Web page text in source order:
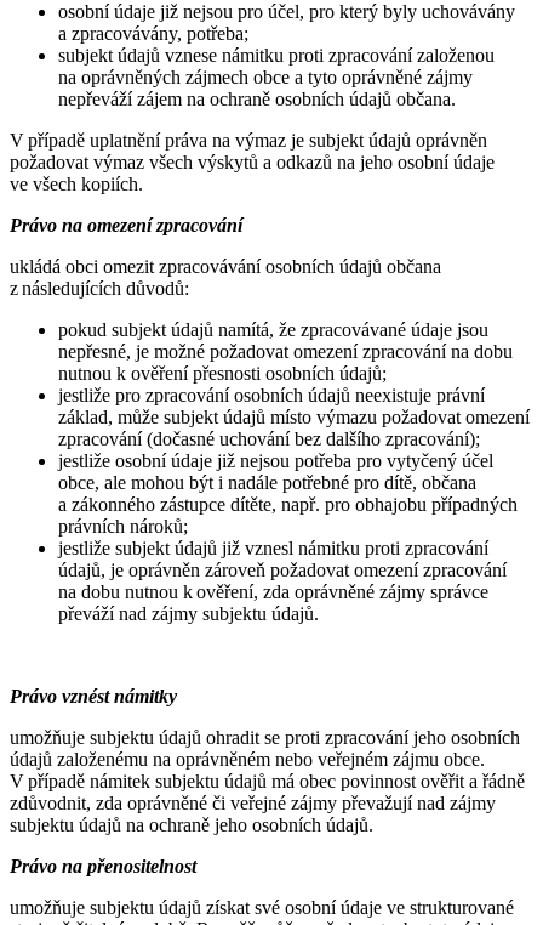
osobní údaje již nejsou pro účel, pro který byly uchovávány
a zpracovávány, potřeba;
subjekt údajů vznese námitku proti zpracování založenou
na oprávněných zájmech obce a tyto oprávněné zájmy
nepřeváží zájem na ochraně osobních údajů občana.
V případě uplatnění práva na výmaz je subjekt údajů oprávněn
požadovat výmaz všech výskytů a odkazů na jeho osobní údaje
ve všech kopiích.
Právo na omezení zpracování
ukládá obci omezit zpracovávání osobních údajů občana
z následujících důvodů:
pokud subjekt údajů namítá, že zpracovávané údaje jsou
nepřesné, je možné požadovat omezení zpracování na dobu
nutnou k ověření přesnosti osobních údajů;
jestliže pro zpracování osobních údajů neexistuje právní
základ, může subjekt údajů místo výmazu požadovat omezení
zpracování (dočasné uchování bez dalšího zpracování);
jestliže osobní údaje již nejsou potřeba pro vytyčený účel
obce, ale mohou být i nadále potřebné pro dítě, občana
a zákonného zástupce dítěte, např. pro obhajobu případných
právních nároků;
jestliže subjekt údajů již vznesl námitku proti zpracování
údajů, je oprávněn zároveň požadovat omezení zpracování
na dobu nutnou k ověření, zda oprávněné zájmy správce
převáží nad zájmy subjektu údajů.
Právo vznést námitky
umožňuje subjektu údajů ohradit se proti zpracování jeho osobních
údajů založenému na oprávněném nebo veřejném zájmu obce.
V případě námitek subjektu údajů má obec povinnost ověřit a řádně
zdůvodnit, zda oprávněné či veřejné zájmy převažují nad zájmy
subjektu údajů na ochraně jeho osobních údajů.
Právo na přenositelnost
umožňuje subjektu údajů získat své osobní údaje ve strukturované